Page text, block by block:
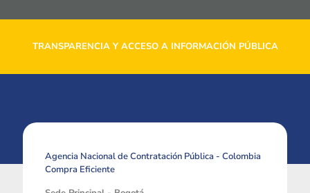
TRANSPARENCIA Y ACCESO A INFORMACIÓN PÚBLICA
Agencia Nacional de Contratación Pública - Colombia
Compra Eficiente